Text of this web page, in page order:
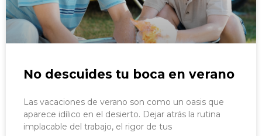
No descuides tu boca en verano
Las vacaciones de verano son como un oasis que
aparece idílico en el desierto. Dejar atrás la rutina
implacable del trabajo, el rigor de tus